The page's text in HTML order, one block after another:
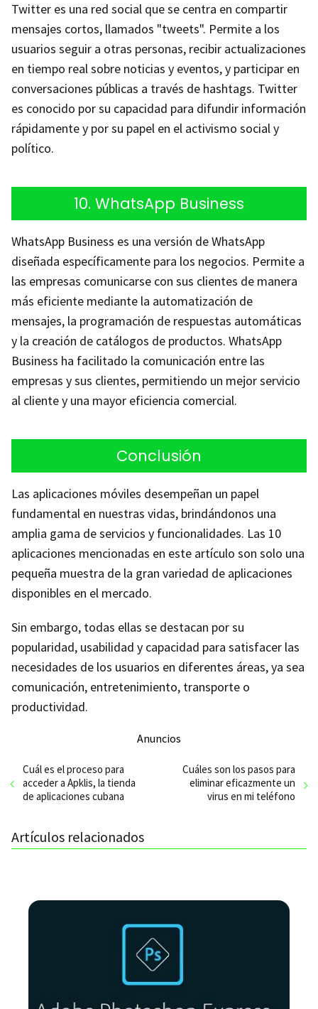
Twitter es una red social que se centra en compartir
mensajes cortos, llamados "tweets". Permite a los
usuarios seguir a otras personas, recibir actualizaciones
en tiempo real sobre noticias y eventos, y participar en
conversaciones públicas a través de hashtags. Twitter
es conocido por su capacidad para difundir información
rápidamente y por su papel en el activismo social y
político.
10. WhatsApp Business
WhatsApp Business es una versión de WhatsApp
diseñada específicamente para los negocios. Permite a
las empresas comunicarse con sus clientes de manera
más eficiente mediante la automatización de
mensajes, la programación de respuestas automáticas
y la creación de catálogos de productos. WhatsApp
Business ha facilitado la comunicación entre las
empresas y sus clientes, permitiendo un mejor servicio
al cliente y una mayor eficiencia comercial.
Conclusión
Las aplicaciones móviles desempeñan un papel
fundamental en nuestras vidas, brindándonos una
amplia gama de servicios y funcionalidades. Las 10
aplicaciones mencionadas en este artículo son solo una
pequeña muestra de la gran variedad de aplicaciones
disponibles en el mercado.
Sin embargo, todas ellas se destacan por su
popularidad, usabilidad y capacidad para satisfacer las
necesidades de los usuarios en diferentes áreas, ya sea
comunicación, entretenimiento, transporte o
productividad.
Anuncios
Cuál es el proceso para
acceder a Apklis, la tienda
de aplicaciones cubana
Cuáles son los pasos para
eliminar eficazmente un
virus en mi teléfono
Artículos relacionados